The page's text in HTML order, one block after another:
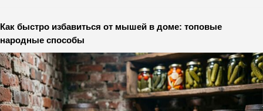
Как быстро избавиться от мышей в доме: топовые
народные способы